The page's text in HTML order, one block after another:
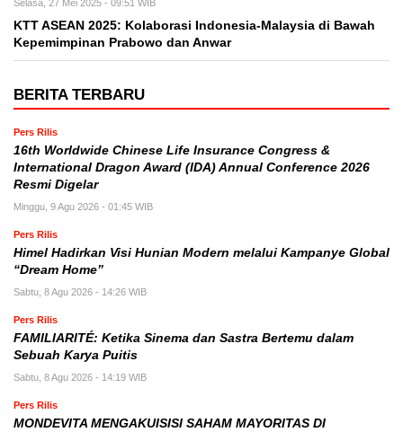
Selasa, 27 Mei 2025 - 09:51 WIB
KTT ASEAN 2025: Kolaborasi Indonesia-Malaysia di Bawah
Kepemimpinan Prabowo dan Anwar
BERITA TERBARU
Pers Rilis
16th Worldwide Chinese Life Insurance Congress &
International Dragon Award (IDA) Annual Conference 2026
Resmi Digelar
Minggu, 9 Agu 2026 - 01:45 WIB
Pers Rilis
Himel Hadirkan Visi Hunian Modern melalui Kampanye Global
“Dream Home”
Sabtu, 8 Agu 2026 - 14:26 WIB
Pers Rilis
FAMILIARITÉ: Ketika Sinema dan Sastra Bertemu dalam
Sebuah Karya Puitis
Sabtu, 8 Agu 2026 - 14:19 WIB
Pers Rilis
MONDEVITA MENGAKUISISI SAHAM MAYORITAS DI